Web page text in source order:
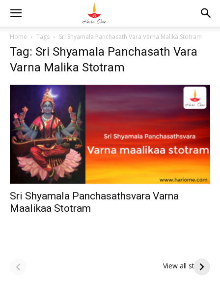
Home Tags Sri Shyamala Panchasath Vara Varna Malika Stotram
Tag: Sri Shyamala Panchasath Vara
Varna Malika Stotram
Sri Shyamala Panchasathsvara Varna
Maalikaa Stotram
View all stories
పితృదేవతల ఆశీర్వాదం
ఇంద్రకీలాద్రి గిరి ప్రదక్షిణ